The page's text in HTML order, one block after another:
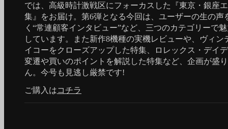
では、高級時計激戦区にフォーカスした『東京・銀座
集』をお届け。第6弾となる今回は、ユーザーの生の声
く“常連顧客インタビュー”など、三つのカテゴリーで
しています。また新作8機種の実機レビューや、ヴィン
イコーをクローズアップした特集、ロレックス・デイ
変遷や買いのポイントを解説した特集など、企画が盛
ん。今号も見逃し厳禁です!
ご購入はコチラ